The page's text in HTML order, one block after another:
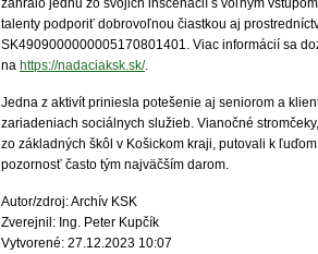
zahralo jednu zo svojich inscenácií s voľným
talenty podporiť dobrovoľnou čiastkou aj
SK4909000000005170801401. Viac informácií sa
na https://nadaciaksk.sk/.
Jedna z aktivít priniesla potešenie aj seniorom a
zariadeniach sociálnych služieb. Vianočné
zo základných škôl v Košickom kraji, putovali k
pozornosť často tým najväčším darom.
Autor/zdroj: Archív KSK
Zverejnil: Ing. Peter Kupčík
Vytvorené: 27.12.2023 10:07